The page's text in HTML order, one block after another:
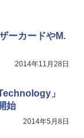
ーカードやM.
2014年11月28日
」
始
2014年5月8日